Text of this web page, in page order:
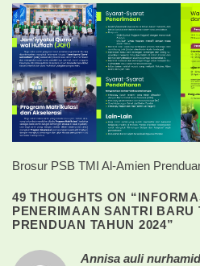
Brosur PSB TMI Al-Amien
49 THOUGHTS ON “
PENERIMAAN SANTRI BARU
PRENDUAN TAHUN 2024”
Annisa auli nurhamid